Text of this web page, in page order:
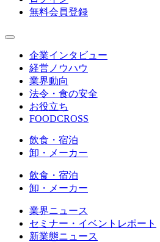
無料会員登録
企業インタビュー
経営ノウハウ
業界動向
法令・食の安全
お役立ち
FOODCROSS
飲食・宿泊
卸・メーカー
飲食・宿泊
卸・メーカー
業界ニュース
セミナー・イベントレポート
新業態ニュース